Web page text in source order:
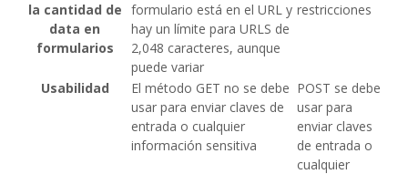
la cantidad de
data en
formularios
formulario está en el URL y
hay un límite para URLS de
2,048 caracteres, aunque
puede variar
restricciones
Usabilidad
El método GET no se debe
usar para enviar claves de
entrada o cualquier
información sensitiva
POST se debe
usar para
enviar claves
de entrada o
cualquier